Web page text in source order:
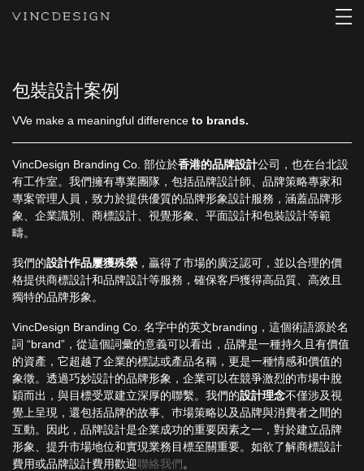
EN
包裝設計案例
VVe make a meaningful difference to brands.
VincDesign Branding Co. 部位於香港的品牌設計公司，也在台北設
有工作室。我們擁有專業團隊，包括品牌設計師、品牌策略專家和
專案管理人員，致力於提供優質的品牌形象設計服務，涵蓋品牌形
象、企業識別、商標設計、視覺形象、平面設計和包裝設計等範
疇。
我們的設計作品屢獲殊榮 ，贏得了市場的廣泛認可，並以合理的價
格提供商標設計和品牌設計等服務，確保客戶獲得高品質、高效且
獨特的品牌形象。
VincDesign Branding Co. 名字中的英文branding，這個術語源於名
詞 “brand”，從這個詞彙的意義可以看出，品牌是一種持久且有價值
的資產，它超越了企業的標誌或產品名稱，更是一種情感和價值的
象徵。透過巧妙設計的品牌形象，企業可以在競爭激烈的市場中脫
穎而出，與目標受眾建立深厚的聯繫。我們的設計理念不僅涉及視
覺上呈現，還包括品牌的故事、巿場策略以及品牌與消費者之間的
互動。因此，品牌設計是企業成功的重要因素之一，對於建立品牌
形象、提升市場地位和實現業務目標至關重要。如欲了解商標設計
費用或品牌設計費用歡迎聯絡我們。